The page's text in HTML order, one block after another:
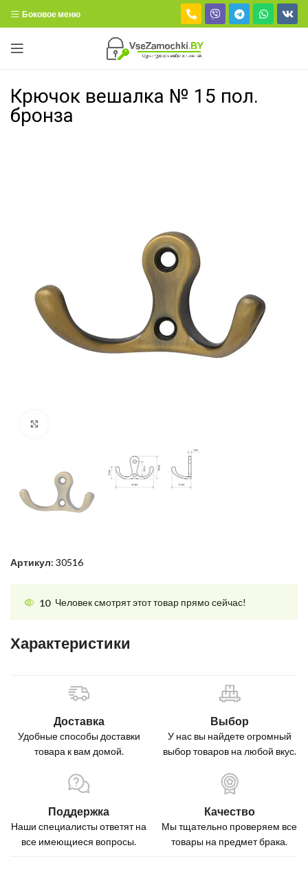
Боковое меню
Крючок вешалка № 15 пол.
бронза
Артикул: 30516
10 Человек смотрят этот товар прямо сейчас!
Характеристики
Доставка
Удобные способы доставки
товара к вам домой.
Выбор
У нас вы найдете огромный
выбор товаров на любой вкус.
Поддержка
Наши специалисты ответят на
все имеющиеся вопросы.
Качество
Мы тщательно проверяем все
товары на предмет брака.